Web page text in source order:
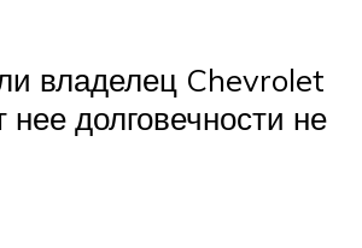
владелец Chevrolet
долговечности не